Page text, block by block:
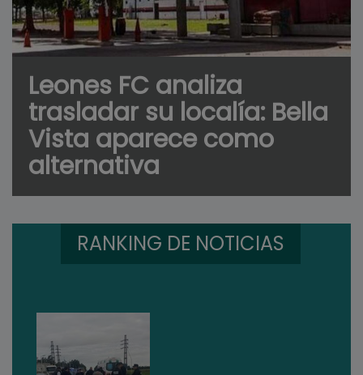
Leones FC analiza
trasladar su localía: Bella
Vista aparece como
alternativa
RANKING DE NOTICIAS